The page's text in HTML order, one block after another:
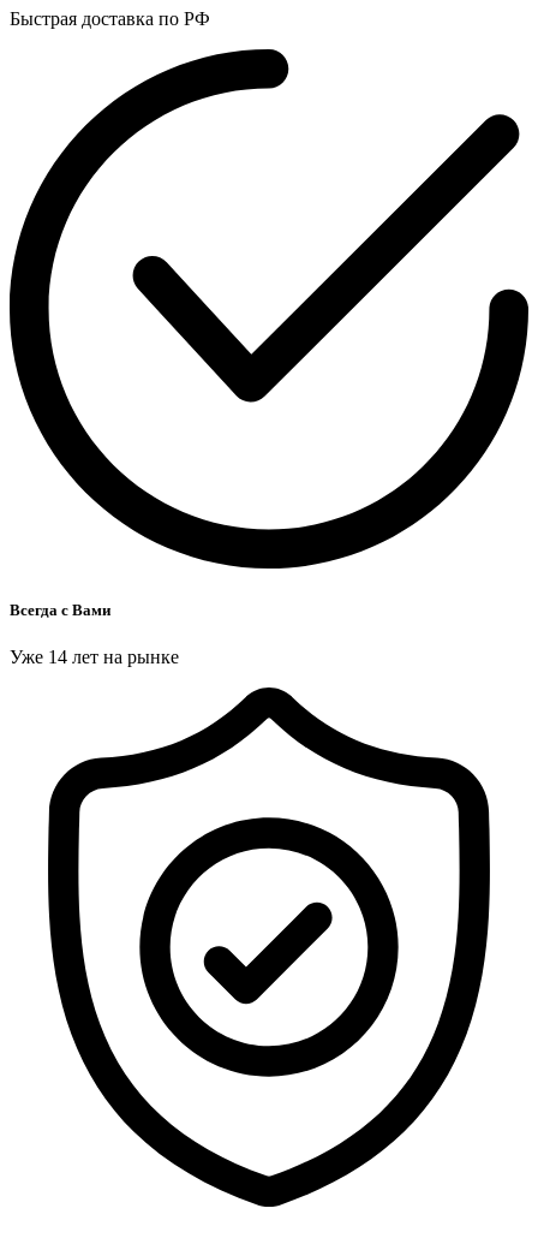
Быстрая доставка по РФ
Всегда с Вами
Уже 14 лет на рынке